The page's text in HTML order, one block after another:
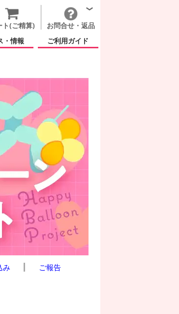
ト(ご精算)
お問合せ・返品
・情報 ご利用ガイド
み ご報告